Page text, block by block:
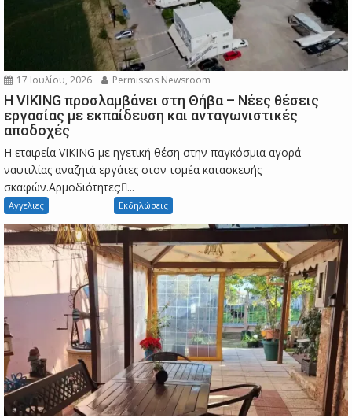
17 Ιουλίου, 2026 Permissos Newsroom
Η VIKING προσλαμβάνει στη Θήβα – Νέες θέσεις
εργασίας με εκπαίδευση και ανταγωνιστικές
αποδοχές
Η εταιρεία VIKING με ηγετική θέση στην παγκόσμια αγορά
ναυτιλίας αναζητά εργάτες στον τομέα κατασκευής
σκαφών.Αρμοδιότητες:...
Αγγελιες Εκδηλώσεις